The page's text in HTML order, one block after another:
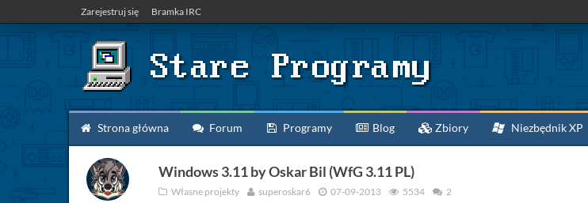
Zarejestruj się Bramka IRC
Strona główna Forum Programy Blog Zbiory Niezbędnik XP
Windows 3.11 by Oskar Bil (WfG 3.11 PL)
Własne projekty superoskar6 07-09-2013 5534 2